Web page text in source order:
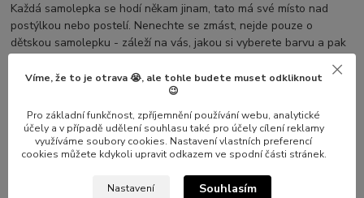
Každá samolepka se hodí někam jinam, tato má své místo nad
postýlkou nebo postelí. Nenechte se zmást, nejde pouze o
dětskou samolepku - záleží na vás, jakou si vyberete barvu a pak
Vyberte si šíři samolepky i požadovanou barevnost. Chcete
Víme, že to je otrava 😭, ale tohle budete muset odkliknout
😉
Pro základní funkčnost, zpříjemnění používání webu, analytické
účely a v případě udělení souhlasu také pro účely cílení reklamy
využíváme soubory cookies. Nastavení vlastních preferencí
cookies můžete kdykoli upravit odkazem ve spodní části stránek.
Nastavení Souhlasím